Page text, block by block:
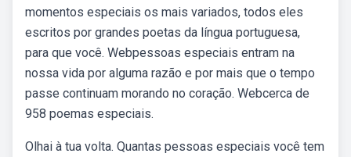
momentos especiais os mais variados, todos eles
escritos por grandes poetas da língua portuguesa,
para que você. Webpessoas especiais entram na
nossa vida por alguma razão e por mais que o tempo
passe continuam morando no coração. Webcerca de
958 poemas especiais.
Olhai à tua volta. Quantas pessoas especiais você tem